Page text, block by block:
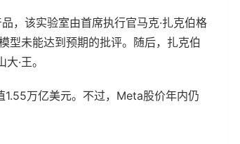
，该实验室由首席执行官马克·扎克伯格
型未能达到预期的批评。随后，扎克伯
·王。
万亿美元。不过，Meta股价年内仍